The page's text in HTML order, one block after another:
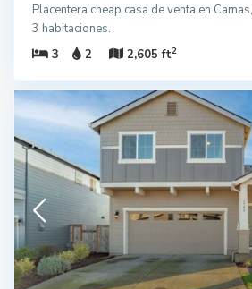
Placentera cheap casa de venta en
3 habitaciones.
3
2 2,605 ft2